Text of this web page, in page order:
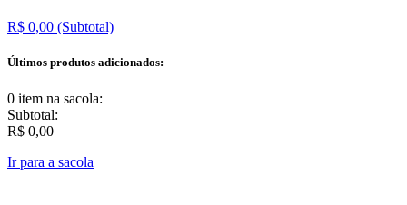
R$ 0,00 (Subtotal)
Últimos produtos adicionados:
0 item na sacola:
Subtotal:
R$ 0,00
Ir para a sacola